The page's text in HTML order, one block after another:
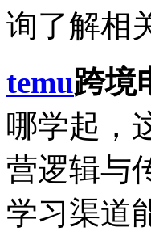
询了解相
temu跨境
哪学起，
营逻辑与
学习渠道